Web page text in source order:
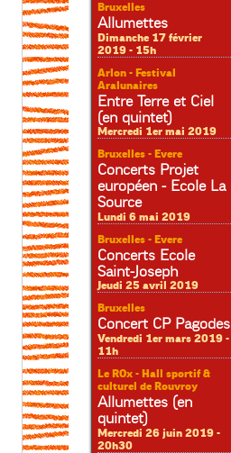
Bruxelles
Allumettes
Dimanche 17 février
2019 - 15h
Arlon - Festival
Aralunaires
Entre Terre et Ciel
(en quintet)
Mercredi 1er mai 2019
Bruxelles - Evere
Concerts Projet
européen - Ecole La
Source
Lundi 6 mai 2019
Bruxelles - Evere
Concerts Ecole
Saint-Joseph
Jeudi 25 avril 2019
Bruxelles
Concert CP Pagodes
Vendredi 1er mars 2019 -
11h
Le ROx - Hall sportif &
culturel de Rouvroy
Allumettes (en
quintet)
Mercredi 26 juin 2019 -
20h30